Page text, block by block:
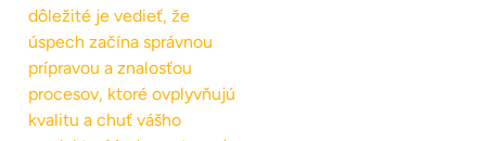
dôležité je vedieť, že
úspech začína správnou
prípravou a znalosťou
procesov, ktoré ovplyvňujú
kvalitu a chuť vášho